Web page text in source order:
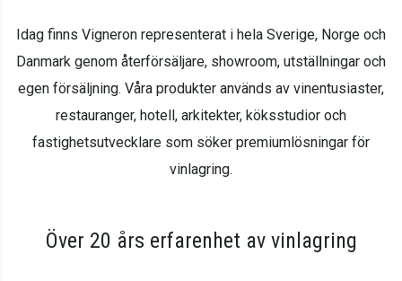
Idag finns Vigneron representerat i hela Sverige, Norge och
Danmark genom återförsäljare, showroom, utställningar och
egen försäljning. Våra produkter används av vinentusiaster,
restauranger, hotell, arkitekter, köksstudior och
fastighetsutvecklare som söker premiumlösningar för
vinlagring.
Över 20 års erfarenhet av vinlagring